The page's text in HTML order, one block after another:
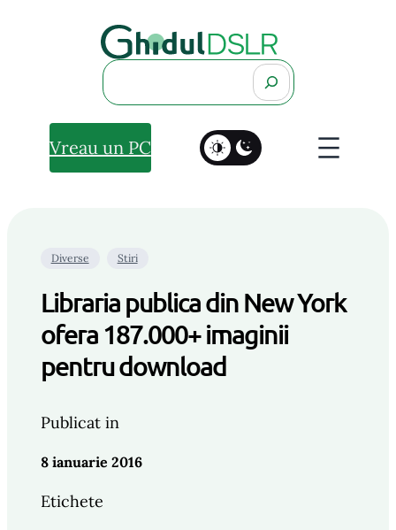
Search
Vreau un PC
Diverse Stiri
Libraria publica din New York
ofera 187.000+ imaginii
pentru download
Publicat in
8 ianuarie 2016
Etichete